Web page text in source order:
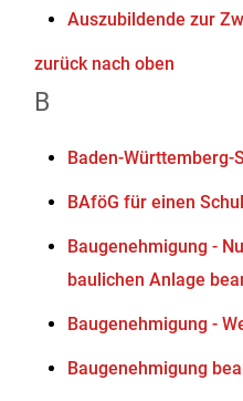
Auszubildende zur
zurück nach oben
B
Baden-Württemberg-
BAföG für einen
Baugenehmigung -
baulichen Anlage
Baugenehmigung -
Baugenehmigung